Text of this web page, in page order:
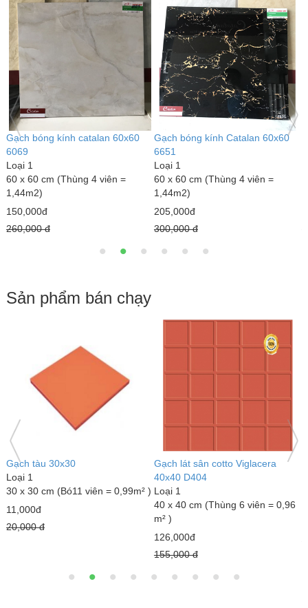
Gạch bóng kính catalan 60x60
6069
Loại 1
60 x 60 cm (Thùng 4 viên =
1,44m2)
150,000đ
260,000 đ
Gạch bóng kính Catalan 60x60
6651
Loại 1
60 x 60 cm (Thùng 4 viên =
1,44m2)
205,000đ
300,000 đ
Sản phẩm bán chạy
Gạch tàu 30x30
Loại 1
30 x 30 cm (Bó11 viên = 0,99m² )
11,000đ
20,000 đ
Gạch lát sân cotto Viglacera
40x40 D404
Loại 1
40 x 40 cm (Thùng 6 viên = 0,96
m² )
126,000đ
155,000 đ